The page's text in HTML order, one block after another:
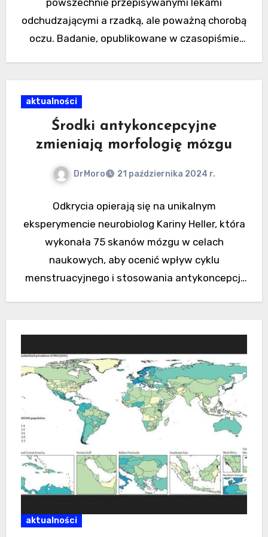
odchudzającymi a rzadką, ale poważną chorobą
oczu. Badanie, opublikowane w czasopiśmie
aktualności
Środki antykoncepcyjne
zmieniają morfologię mózgu
DrMoro 21 października 2024 r.
Odkrycia opierają się na unikalnym
eksperymencie neurobiolog Kariny Heller, która
wykonała 75 skanów mózgu w celach
naukowych, aby ocenić wpływ cyklu
menstruacyjnego i stosowania antykoncepcji
aktualności